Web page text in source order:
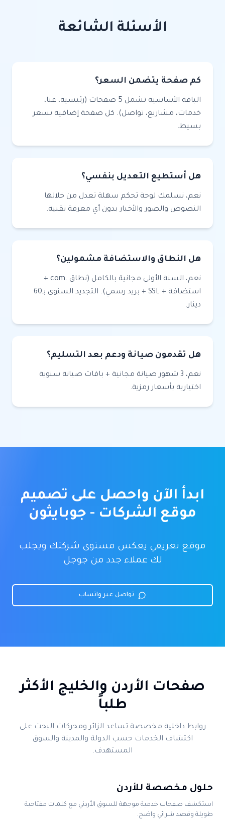
الأسئلة الشائعة
كم صفحة يتضمن السعر؟
الباقة الأساسية تشمل 5 صفحات (رئيسية، عنا،
خدمات، مشاريع، تواصل). كل صفحة إضافية بسعر
بسيط.
هل أستطيع التعديل بنفسي؟
نعم، نسلمك لوحة تحكم سهلة تعدل من خلالها
النصوص والصور والأخبار بدون أي معرفة تقنية.
هل النطاق والاستضافة مشمولين؟
نعم، السنة الأولى مجانية بالكامل (نطاق .com +
استضافة + SSL + بريد رسمي). التجديد السنوي بـ60
دينار.
هل تقدمون صيانة ودعم بعد التسليم؟
نعم، 3 شهور صيانة مجانية + باقات صيانة سنوية
اختيارية بأسعار رمزية.
ابدأ الآن واحصل على تصميم
موقع الشركات - جوبايثون
موقع تعريفي يعكس مستوى شركتك ويجلب
لك عملاء جدد من جوجل
تواصل عبر واتساب
صفحات الأردن والخليج الأكثر
طلباً
روابط داخلية مخصصة تساعد الزائر ومحركات البحث على
اكتشاف الخدمات حسب الدولة والمدينة والسوق
المستهدف.
حلول مخصصة للأردن
استكشف صفحات خدمية موجهة للسوق الأردني مع كلمات مفتاحية
طويلة وقصد شرائي واضح.